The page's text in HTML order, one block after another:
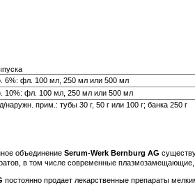
6%: фл. 100 мл, 250 мл или 500 мл
10%: фл. 100 мл, 250 мл или 500 мл
наружн. прим.: тубы 30 г, 50 г или 100 г; банка 250 г
объединение Serum-Werk Bernburg AG
в том числе современные
постоянно продает лекарственные препараты